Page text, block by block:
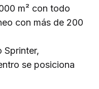
m² con todo
con más de 200
Sprinter,
se posiciona